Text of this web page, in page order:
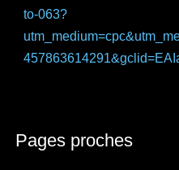
to-063?
Pages proches